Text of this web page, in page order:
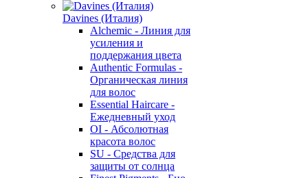
Davines (Италия)
Alchemic - Линия для
усиления и
поддержания цвета
Authentic Formulas -
Органическая линия
для волос
Essential Haircare -
Eжедневный уход
OI - Абсолютная
красота волос
SU - Средства для
защиты от солнца